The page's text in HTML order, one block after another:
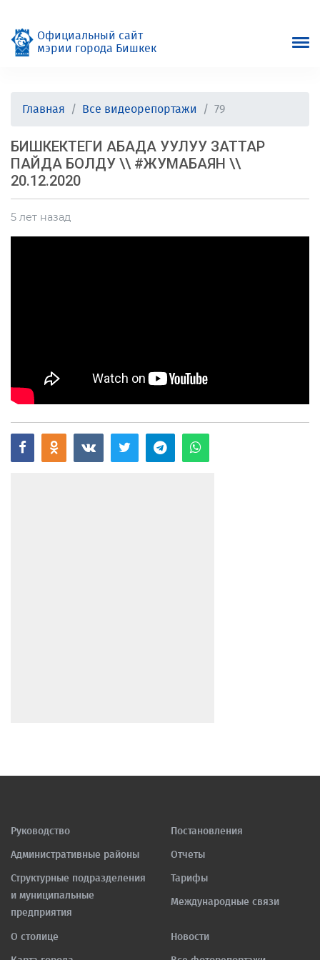
Официальный сайт
мэрии города Бишкек
Главная Все видеорепортажи 79
БИШКЕКТЕГИ АБАДА УУЛУУ ЗАТТАР
ПАЙДА БОЛДУ \\ #ЖУМАБАЯН \\
20.12.2020
5 лет назад
Руководство
Административные районы
Структурные подразделения
и муниципальные
предприятия
Постановления
Отчеты
Тарифы
Международные связи
О столице Новости